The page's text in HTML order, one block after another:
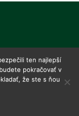
ten najlepší
pokračovať v
že ste s ňou